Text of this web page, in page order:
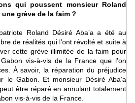
qui poussent monsieur Roland
une grève de la faim ?
Roland Désiré Aba’a a été au
de réalités qui l’ont révolté et suite à
cette grève illimitée de la faim pour
vis-à-vis de la France que l’on
À savoir, la réparation du préjudice
le Gabon. Et monsieur Désiré Aba’a
être réparé en annulant totalement
vis-à-vis de la France.